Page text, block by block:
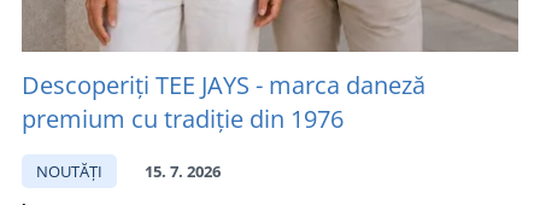
Descoperiți TEE JAYS - marca daneză
premium cu tradiție din 1976
NOUTĂȚI
15. 7. 2026